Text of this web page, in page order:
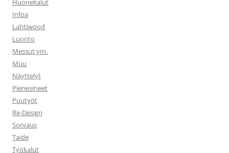
Huonekalut
Infoa
Lahtiwood
Luonto
Messut ym.
Muu
Näyttelyt
Pienesineet
Puutyöt
Re-Design
Sorvaus
Taide
Työkalut